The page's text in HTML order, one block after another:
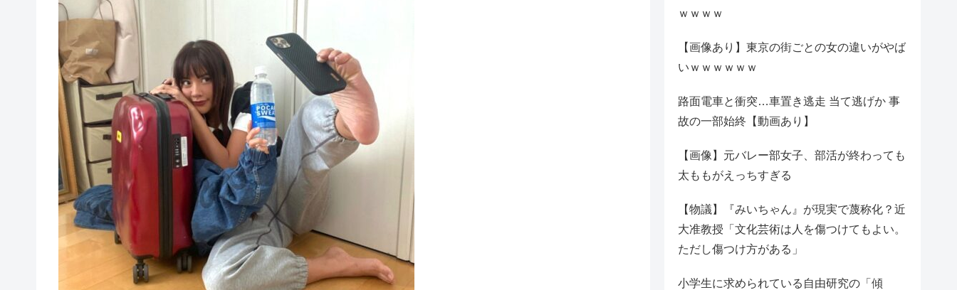
ｗｗｗｗ
【画像あり】東京の街ごとの女の違いがやば
いｗｗｗｗｗｗ
路面電車と衝突…車置き逃走 当て逃げか 事
故の一部始終【動画あり】
【画像】元バレー部女子、部活が終わっても
太ももがえっちすぎる
【物議】『みいちゃん』が現実で蔑称化？近
大准教授「文化芸術は人を傷つけてもよい。
ただし傷つけ方がある」
小学生に求められている自由研究の「傾